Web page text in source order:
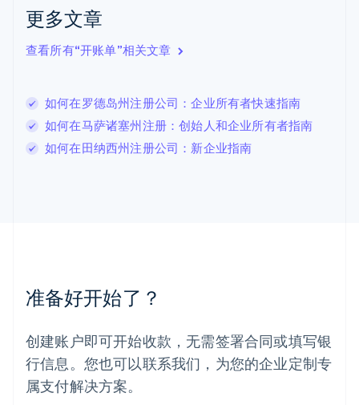
更多文章
查看所有“开账单”相关文章
如何在罗德岛州注册公司：企业所有者快速指南
如何在马萨诸塞州注册：创始人和企业所有者指南
如何在田纳西州注册公司：新企业指南
准备好开始了？
创建账户即可开始收款，无需签署合同或填写银
行信息。您也可以联系我们，为您的企业定制专
属支付解决方案。
English
English
卢森堡
罗马尼亚
English
挪威
葡萄牙
Português English
日本
日本語English
瑞典